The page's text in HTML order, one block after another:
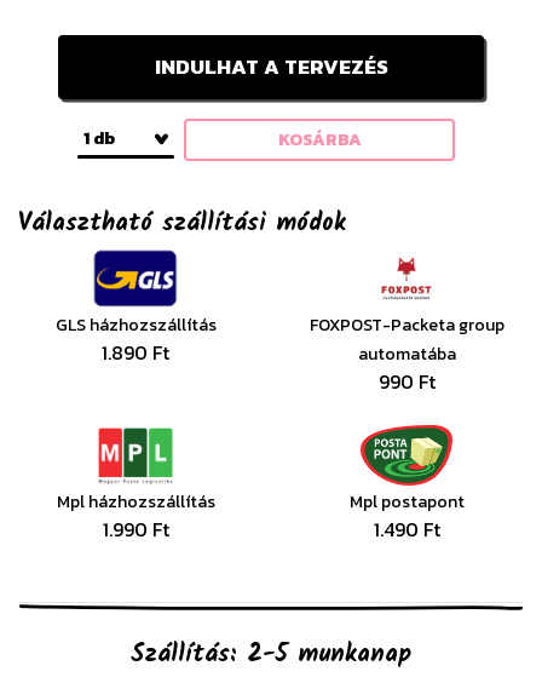
INDULHAT A TERVEZÉS
1 db KOSÁRBA
Választható szállítási módok
GLS házhozszállítás
1.890 Ft
FOXPOST-Packeta group
automatába
990 Ft
Mpl házhozszállítás
1.990 Ft
Mpl postapont
1.490 Ft
Szállítás: 2-5 munkanap